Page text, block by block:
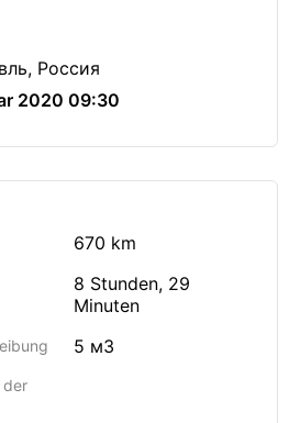
Россия
2020 09:30
670 km
8 Stunden, 29
Minuten
5 м3
der